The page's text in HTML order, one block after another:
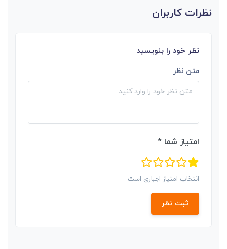
نظرات کاربران
نظر خود را بنویسید
متن نظر
امتیاز شما *
انتخاب امتیاز اجباری است
ثبت نظر